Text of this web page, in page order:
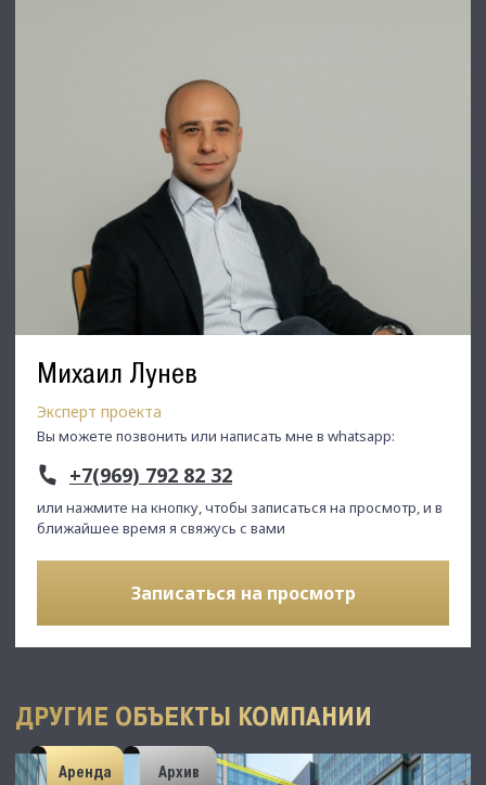
Михаил Лунев
Эксперт проекта
Вы можете позвонить или написать мне в whatsapp:
+7(969) 792 82 32
или нажмите на кнопку, чтобы записаться на просмотр, и в
ближайшее время я свяжусь с вами
Записаться на просмотр
ДРУГИЕ ОБЪЕКТЫ КОМПАНИИ
Аренда Архив